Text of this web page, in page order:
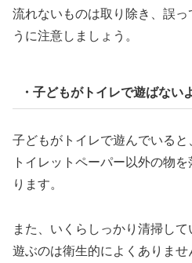
流れないものは取り除き、誤
うに注意しましょう。
・子どもがトイレで遊ばない
子どもがトイレで遊んでいる
トイレットペーパー以外の物
ります。
また、いくらしっかり清掃し
遊ぶのは衛生的によくありま